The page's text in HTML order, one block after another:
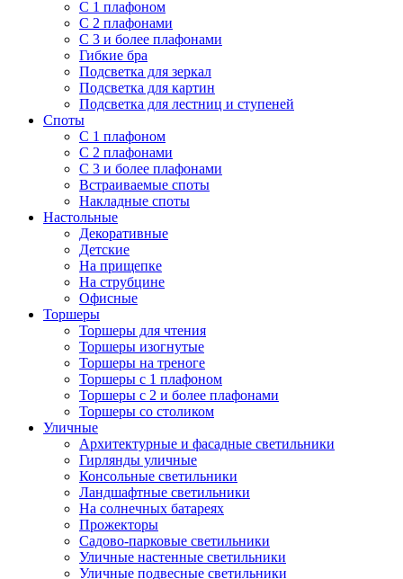
С 1 плафоном
С 2 плафонами
С 3 и более плафонами
Гибкие бра
Подсветка для зеркал
Подсветка для картин
Подсветка для лестниц и ступеней
Споты
С 1 плафоном
С 2 плафонами
С 3 и более плафонами
Встраиваемые споты
Накладные споты
Настольные
Декоративные
Детские
На прищепке
На струбцине
Офисные
Торшеры
Торшеры для чтения
Торшеры изогнутые
Торшеры на треноге
Торшеры с 1 плафоном
Торшеры с 2 и более плафонами
Торшеры со столиком
Уличные
Архитектурные и фасадные светильники
Гирлянды уличные
Консольные светильники
Ландшафтные светильники
На солнечных батареях
Прожекторы
Садово-парковые светильники
Уличные настенные светильники
Уличные подвесные светильники